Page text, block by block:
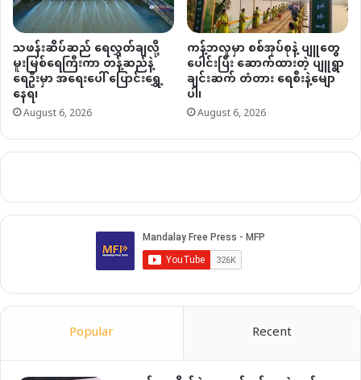
သဖန်းဆိပ်ဆည် ရေလွှတ်ချလို့
မူးမြစ်ရေကြီးကာ တန့်ဆည်နဲ့
ရေဦးမှာ အရေးပေါ် ပြောင်းရွှေ့
နေရ၊
August 6, 2026
ကန့်ဘလူမှာ စစ်အုပ်စုနဲ့ ပျူတွေ
ပေါင်းပြီး ဆောက်ထားတဲ့ ပျူရွာ
ချင်းဆက် တံတား ရေစီးနဲ့မျော
ပါ၊
August 6, 2026
Popular Recent